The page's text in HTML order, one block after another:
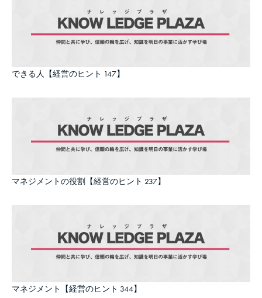
できる人【経営のヒント 147】
マネジメントの役割【経営のヒント 237】
マネジメント【経営のヒント 344】